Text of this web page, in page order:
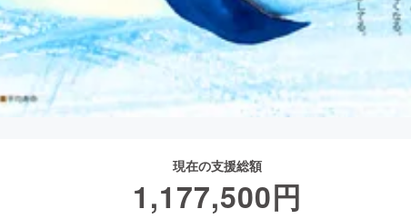
現在の支援総額
1,177,500円